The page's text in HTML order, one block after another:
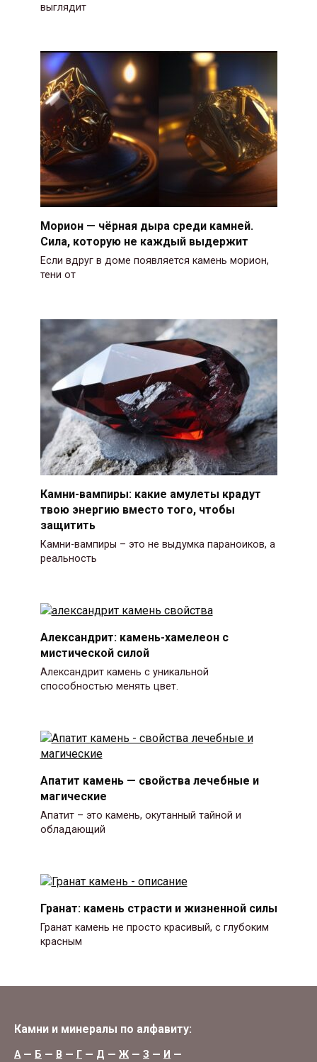
выглядит
Морион — чёрная дыра среди камней.
Сила, которую не каждый выдержит
Если вдруг в доме появляется камень морион,
тени от
Камни-вампиры: какие амулеты крадут
твою энергию вместо того, чтобы
защитить
Камни-вампиры – это не выдумка параноиков, а
реальность
Александрит: камень-хамелеон с
мистической силой
Александрит камень с уникальной
способностью менять цвет.
Апатит камень — свойства лечебные и
магические
Апатит – это камень, окутанный тайной и
обладающий
Гранат: камень страсти и жизненной силы
Гранат камень не просто красивый, с глубоким
красным
Камни и минералы по алфавиту:
А— Б — В — Г — Д — Ж — З — И —